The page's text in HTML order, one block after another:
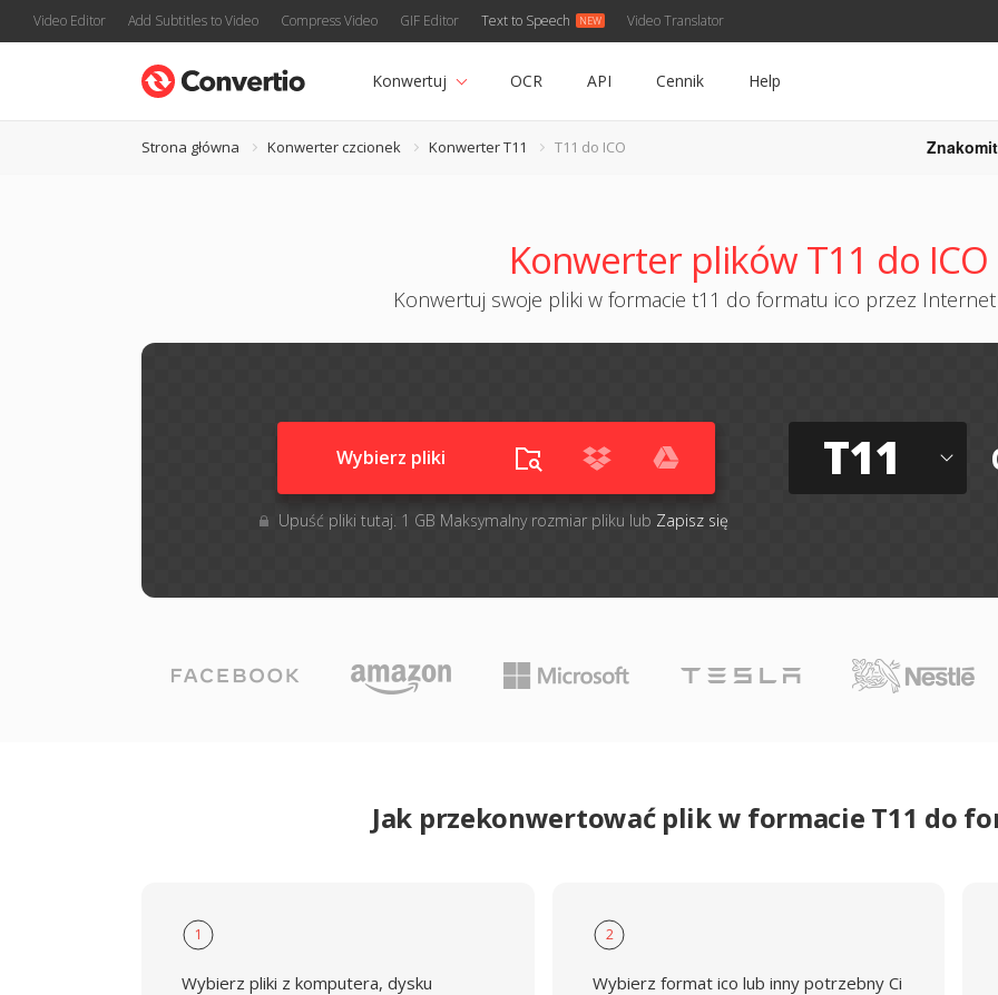
Video Editor Add Subtitles to Video Compress Video GIF Editor Text to Speech Video Translator
Konwertuj OCR API Cennik Help
Strona główna Konwerter czcionek Konwerter T11 T11 do ICO
Konwerter plików T11 do ICO
Konwertuj swoje pliki w formacie t11 do formatu ico przez Internet
Wybierz pliki
Upuść pliki tutaj. 1 GB Maksymalny rozmiar pliku lub Zapisz się
T11
Jak przekonwertować plik w formacie T11 do
1
Wybierz pliki z komputera, dysku
2
Wybierz format ico lub inny potrzebny Ci